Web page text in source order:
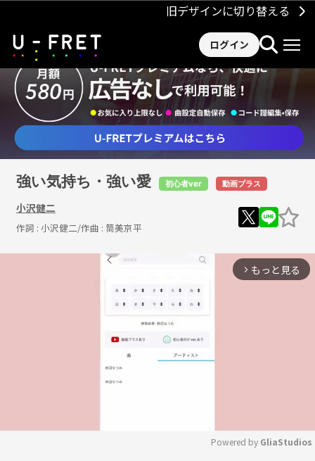
旧デザインに切り替える
ログイン
強い気持ち・強い愛 初心者ver 動画プラス
小沢健二
作詞 : 小沢健二/作曲 : 筒美京平
arrow_forward_ios もっと見る
Powered by GliaStudios